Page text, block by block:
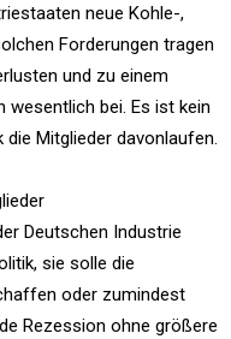
neue Kohle-,
Forderungen tragen
und zu einem
wesentlich bei. Es ist kein
die Mitglieder davonlaufen.
Deutschen Industrie
sie solle die
oder zumindest
Rezession ohne größere